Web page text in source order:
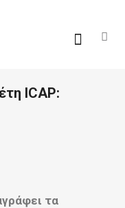
ICAP:
τα